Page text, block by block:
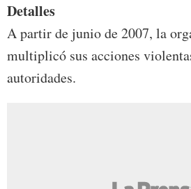
Detalles
A partir de junio de 2007, la
multiplicó sus acciones
autoridades.